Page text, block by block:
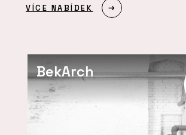
VÍCE NABÍDEK
BekArch